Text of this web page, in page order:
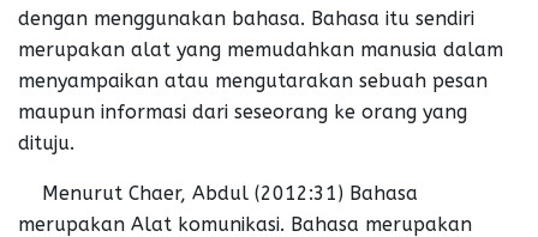
dengan menggunakan bahasa. Bahasa itu sendiri
merupakan alat yang memudahkan manusia dalam
menyampaikan atau mengutarakan sebuah pesan
maupun informasi dari seseorang ke orang yang
dituju.
Menurut Chaer, Abdul (2012:31) Bahasa
merupakan Alat komunikasi. Bahasa merupakan